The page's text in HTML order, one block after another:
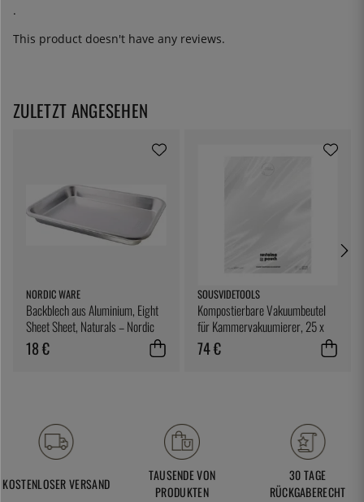
.
This product doesn't have any reviews.
ZULETZT ANGESEHEN
NORDIC WARE
Backblech aus Aluminium, Eight
Sheet Sheet, Naturals – Nordic
Ware
18 €
SOUSVIDETOOLS
Kompostierbare Vakuumbeutel
für Kammervakuumierer, 25 x
25 cm, 200er-Pack -
SousVideTools
74 €
KOSTENLOSER VERSAND
TAUSENDE VON
PRODUKTEN
30 TAGE
RÜCKGABERECHT